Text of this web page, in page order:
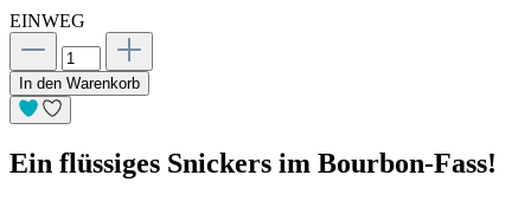
EINWEG
In den Warenkorb
Ein flüssiges Snickers im Bourbon-Fass!